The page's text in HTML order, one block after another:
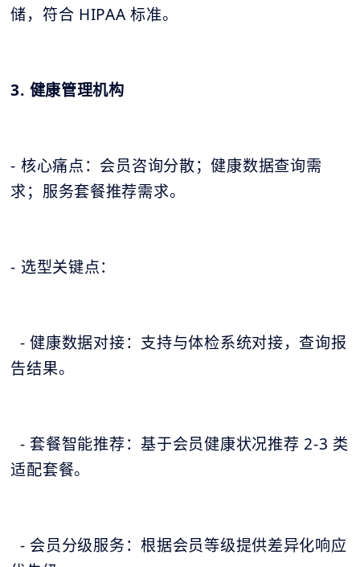
储，符合 HIPAA 标准。
3. 健康管理机构
- 核心痛点：会员咨询分散；健康数据查询需
求；服务套餐推荐需求。
- 选型关键点：
- 健康数据对接：支持与体检系统对接，查询报
告结果。
- 套餐智能推荐：基于会员健康状况推荐 2-3 类
适配套餐。
- 会员分级服务：根据会员等级提供差异化响应